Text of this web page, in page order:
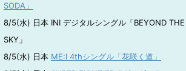
SODA」
8/5(水) 日本 INI デジタルシングル「BEYOND THE
SKY」
8/5(水) 日本 ME:I 4thシングル「花咲く道」